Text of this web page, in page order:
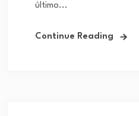
último...
Continue Reading